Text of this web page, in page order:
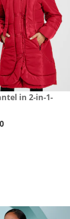
€ 269,00
€ 269,00
in 2-in-1-